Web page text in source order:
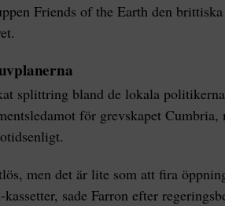
Friends of the Earth den
splittring bland de lokala
för grevskapet Cumbria,
men det är lite som att fira
sade Farron efter